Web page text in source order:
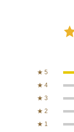
★ 5
★ 4
★ 3
★ 2
★ 1